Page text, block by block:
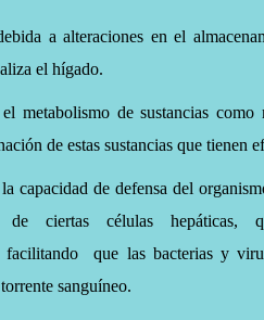
a alteraciones en el
el hígado.
metabolismo de sustancias
de estas sustancias que tienen
capacidad de defensa del
de ciertas células hepáticas,
facilitando
que las bacterias y
sanguíneo.